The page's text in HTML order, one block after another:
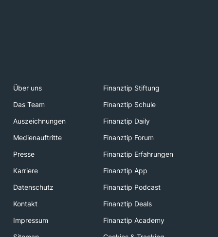
Über uns
Finanztip Stiftung
Das Team
Finanztip Schule
Auszeichnungen
Finanztip Daily
Medienauftritte
Finanztip Forum
Presse
Finanztip Erfahrungen
Karriere
Finanztip App
Datenschutz
Finanztip Podcast
Kontakt
Finanztip Deals
Impressum
Finanztip Academy